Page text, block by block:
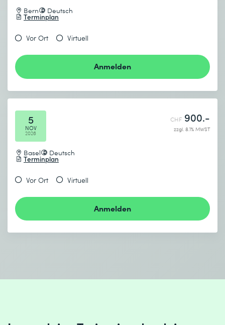
Bern Deutsch
Terminplan
Vor Ort Virtuell
Anmelden
5
NOV
2026
Basel Deutsch
Terminplan
CHF 900.-
zzgl. 8.1% MWST
Vor Ort Virtuell
Anmelden